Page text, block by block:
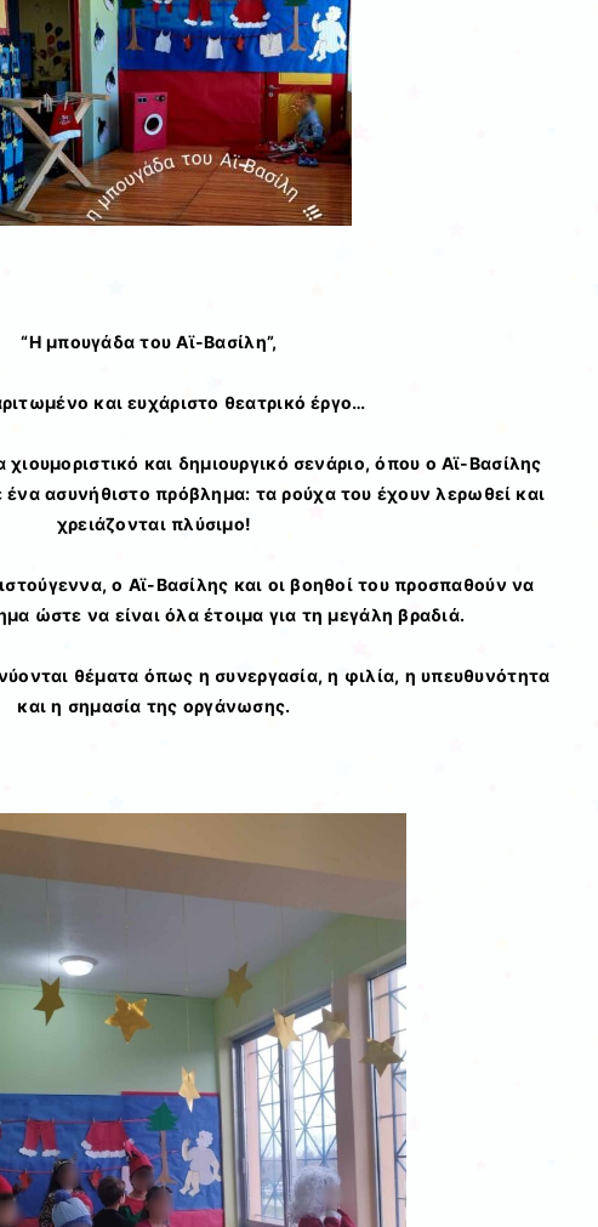
“Η μπουγάδα του Αϊ-Βασίλη”,
και ευχάριστο θεατρικό έργο…
χιουμοριστικό και δημιουργικό σενάριο, όπου ο Αϊ-Βασίλης
ένα ασυνήθιστο πρόβλημα: τα ρούχα του έχουν λερωθεί και
χρειάζονται πλύσιμο!
ο Αϊ-Βασίλης και οι βοηθοί του προσπαθούν να
ώστε να είναι όλα έτοιμα για τη μεγάλη βραδιά.
θέματα όπως η συνεργασία, η φιλία, η υπευθυνότητα
και η σημασία της οργάνωσης.